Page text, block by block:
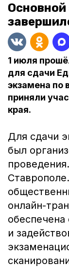
Основной
1 июля
для сдачи
экзамена по
приняли
края.
Для сдачи
был
онлайн-
обеспечена
и